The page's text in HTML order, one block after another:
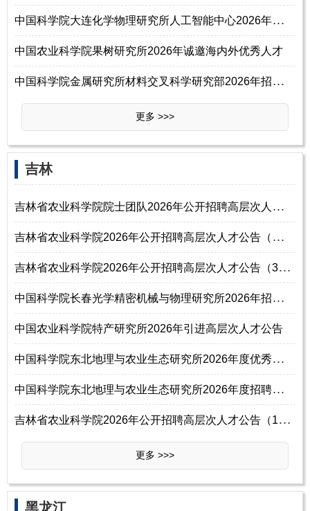
中
国科学院大连化学物理研究所人工智能中心2026年招聘事业编制工作人员启事
中国农业科学院果树研究所2026年诚邀海内外优秀人才
中
国科学院金属研究所材料交叉科学研究部2026年招聘主任启事
更多 >>>
‌‌吉林
吉
林省农业科学院院士团队2026年公开招聘高层次人才公告（2号）
吉
林省农业科学院2026年公开招聘高层次人才公告（补充公告1号）
吉
林省农业科学院2026年公开招聘高层次人才公告（3号）
中
国科学院长春光学精密机械与物理研究所2026年招聘工作人员公告
中国农业科学院特产研究所2026年引进高层次人才公告
中
国科学院东北地理与农业生态研究所2026年度优秀青年人才招聘启事
中
国科学院东北地理与农业生态研究所2026年度招聘优秀青年人才启事
吉
林省农业科学院2026年公开招聘高层次人才公告（1号）
更多 >>>
‌‌黑龙江